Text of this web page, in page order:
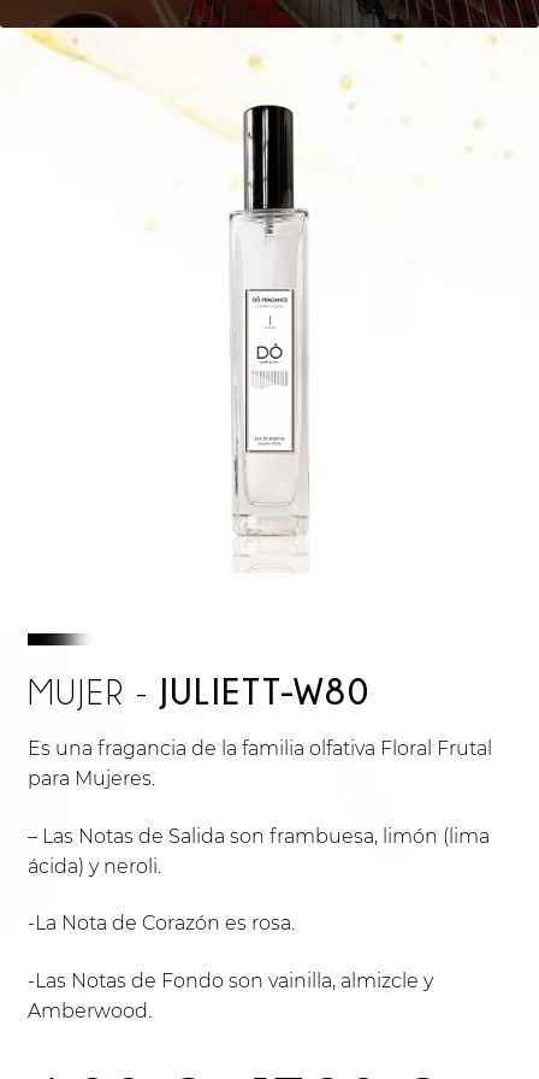
MUJER - JULIETT-W80
Es una fragancia de la familia olfativa Floral Frutal
para Mujeres.
– Las Notas de Salida son frambuesa, limón (lima
ácida) y neroli.
-La Nota de Corazón es rosa.
-Las Notas de Fondo son vainilla, almizcle y
Amberwood.